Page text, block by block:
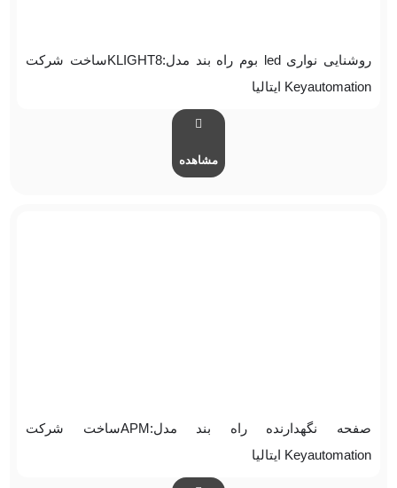
روشنایی نواری led بوم راه بند مدل:KLIGHT8ساخت شرکت
Keyautomation ایتالیا
مشاهده
صفحه نگهدارنده راه بند مدل:APMساخت شرکت
Keyautomation ایتالیا